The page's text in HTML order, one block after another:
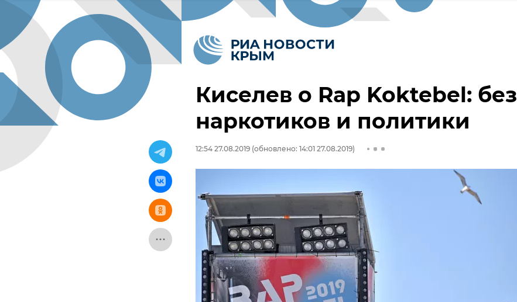
Киселев о Rap Koktebel: без
наркотиков и политики
12:54 27.08.2019 (обновлено: 14:01 27.08.2019)